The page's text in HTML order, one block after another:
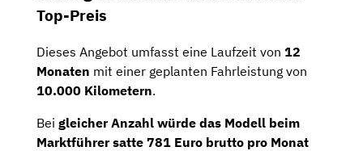
Top-Preis
Dieses Angebot umfasst eine Laufzeit von 12
Monaten mit einer geplanten Fahrleistung von
10.000 Kilometern.
Bei gleicher Anzahl würde das Modell beim
Marktführer satte 781 Euro brutto pro Monat